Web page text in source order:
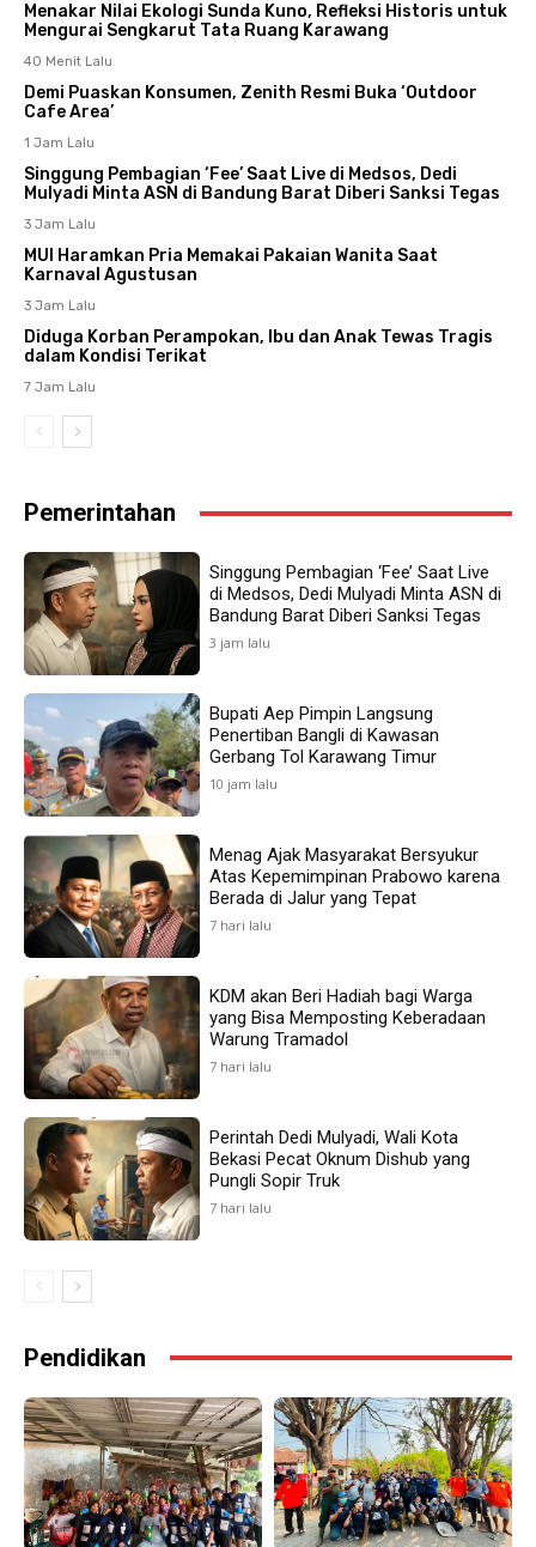
Menakar Nilai Ekologi Sunda Kuno, Refleksi Historis untuk
Mengurai Sengkarut Tata Ruang Karawang
40 Menit Lalu
Demi Puaskan Konsumen, Zenith Resmi Buka ‘Outdoor
Cafe Area’
1 Jam Lalu
Singgung Pembagian ‘Fee’ Saat Live di Medsos, Dedi
Mulyadi Minta ASN di Bandung Barat Diberi Sanksi Tegas
3 Jam Lalu
MUI Haramkan Pria Memakai Pakaian Wanita Saat
Karnaval Agustusan
3 Jam Lalu
Diduga Korban Perampokan, Ibu dan Anak Tewas Tragis
dalam Kondisi Terikat
7 Jam Lalu
Pemerintahan
Singgung Pembagian ‘Fee’ Saat Live
di Medsos, Dedi Mulyadi Minta ASN di
Bandung Barat Diberi Sanksi Tegas
3 jam lalu
Bupati Aep Pimpin Langsung
Penertiban Bangli di Kawasan
Gerbang Tol Karawang Timur
10 jam lalu
Menag Ajak Masyarakat Bersyukur
Atas Kepemimpinan Prabowo karena
Berada di Jalur yang Tepat
7 hari lalu
KDM akan Beri Hadiah bagi Warga
yang Bisa Memposting Keberadaan
Warung Tramadol
7 hari lalu
Perintah Dedi Mulyadi, Wali Kota
Bekasi Pecat Oknum Dishub yang
Pungli Sopir Truk
7 hari lalu
Pendidikan